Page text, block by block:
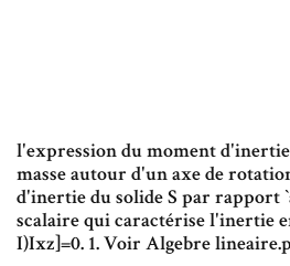
l'expression du moment
masse autour d'un axe de
d'inertie du solide S par rapport
scalaire qui caractérise l'inertie
I)Ixz]=0. 1. Voir Algebre